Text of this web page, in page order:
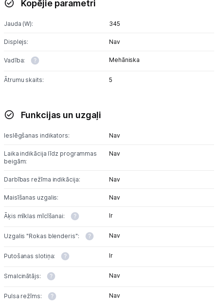
Blenderi
Grili
Augļu žāvētāji
Sulu spiedes
Gaļas maļamās mašīnas
Maizes krāsnis
Multivārāmie katli
Vakuuma iepakotāji
Kopējie parametri
Jauda (W): 345
Displejs: Nav
Vadība: Mehāniska
Ātrumu skaits: 5
Funkcijas un uzgaļi
Ieslēgšanas indikators: Nav
Laika indikācija līdz programmas
beigām:
Nav
Darbības režīma indikācija: Nav
Maisīšanas uzgalis: Nav
Āķis mīklas mīcīšanai: Ir
Uzgalis "Rokas blenderis": Nav
Putošanas slotiņa: Ir
Smalcinātājs: Nav
Pulsa režīms: Nav